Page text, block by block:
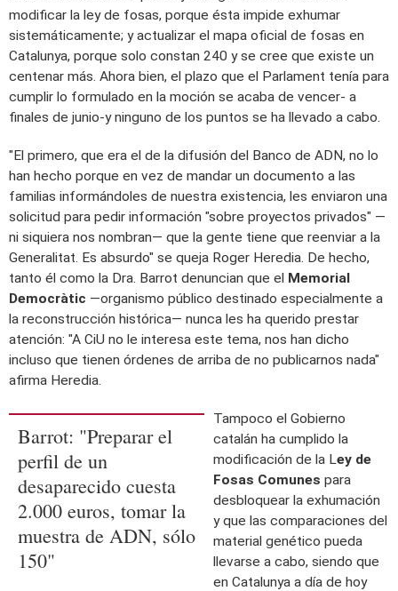
modificar la ley de fosas, porque ésta impide exhumar
sistemáticamente; y actualizar el mapa oficial de fosas en
Catalunya, porque solo constan 240 y se cree que existe un
centenar más. Ahora bien, el plazo que el Parlament tenía para
cumplir lo formulado en la moción se acaba de vencer- a
finales de junio-y ninguno de los puntos se ha llevado a cabo.
"El primero, que era el de la difusión del Banco de ADN, no lo
han hecho porque en vez de mandar un documento a las
familias informándoles de nuestra existencia, les enviaron una
solicitud para pedir información "sobre proyectos privados" —
ni siquiera nos nombran— que la gente tiene que reenviar a la
Generalitat. Es absurdo" se queja Roger Heredia. De hecho,
tanto él como la Dra. Barrot denuncian que el Memorial
Democràtic —organismo público destinado especialmente a
la reconstrucción histórica— nunca les ha querido prestar
atención: "A CiU no le interesa este tema, nos han dicho
incluso que tienen órdenes de arriba de no publicarnos nada"
afirma Heredia.
Barrot: "Preparar el
perfil de un
desaparecido cuesta
2.000 euros, tomar la
muestra de ADN, sólo
150"
Tampoco el Gobierno
catalán ha cumplido la
modificación de la Ley de
Fosas Comunes para
desbloquear la exhumación
y que las comparaciones del
material genético pueda
llevarse a cabo, siendo que
en Catalunya a día de hoy